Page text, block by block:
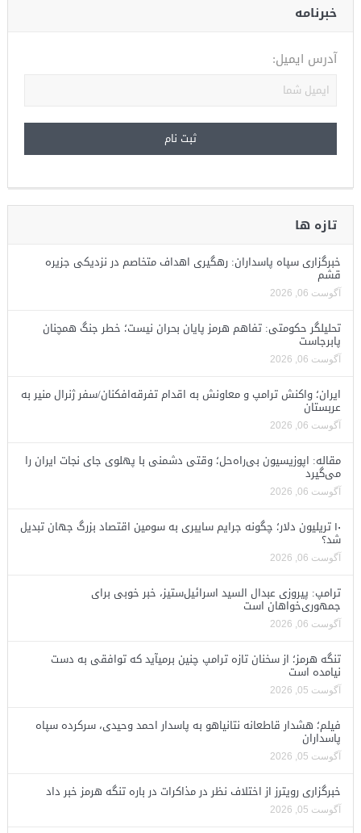
خبرنامه
آدرس ایمیل:
تازه ها
خبرگزاری سپاه پاسداران: رهگیری اهداف متخاصم در نزدیکی جزیره
قشم
آگوست 06, 2026
تحلیلگر حکومتی: تفاهم هرمز پایان بحران نیست؛ خطر جنگ همچنان
پابرجاست
آگوست 06, 2026
ایران؛ واکنش ترامپ و معاونش به اقدام تفرقه‌افکنان/سفر ژنرال منیر به
عربستان
آگوست 06, 2026
مقاله: اپوزیسیون بی‌راه‌حل؛ وقتی دشمنی با پهلوی جای نجات ایران را
می‌گیرد
آگوست 06, 2026
۱۰ تریلیون دلار؛ چگونه جرایم سایبری به سومین اقتصاد بزرگ جهان تبدیل
شد؟
آگوست 06, 2026
ترامپ: پیروزی عبدال السید اسرائیل‌ستیز، خبر خوبی برای
جمهوری‌خواهان است
آگوست 06, 2026
تنگه هرمز؛ از سخنان تازه ترامپ چنین برمیآید که توافقی به دست
نیامده است
آگوست 05, 2026
فیلم؛ هشدار قاطعانه نتانیاهو به پاسدار احمد وحیدی، سرکرده سپاه
پاسداران
آگوست 05, 2026
خبرگزاری رویترز از اختلاف نظر در مذاکرات در باره تنگه هرمز خبر داد
آگوست 05, 2026